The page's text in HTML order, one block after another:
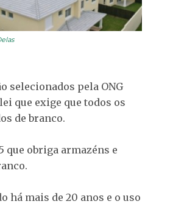
selecionados pela ONG
que exige que todos os
de branco.
que obriga armazéns e
há mais de 20 anos e o uso